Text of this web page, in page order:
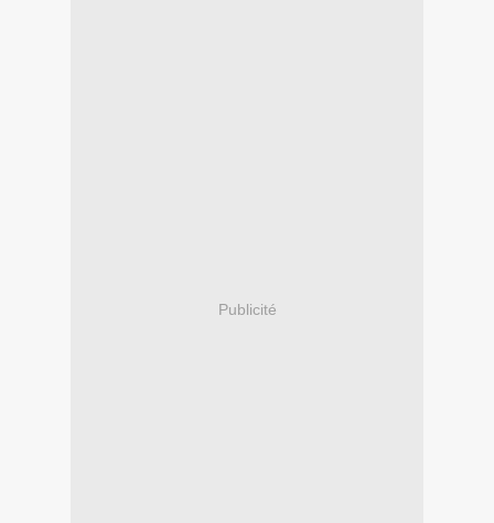
Publicité